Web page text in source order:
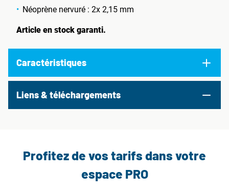
Néoprène nervuré : 2x 2,15 mm
Article en stock garanti.
Caractéristiques
Liens & téléchargements
Profitez de vos tarifs dans votre
espace PRO